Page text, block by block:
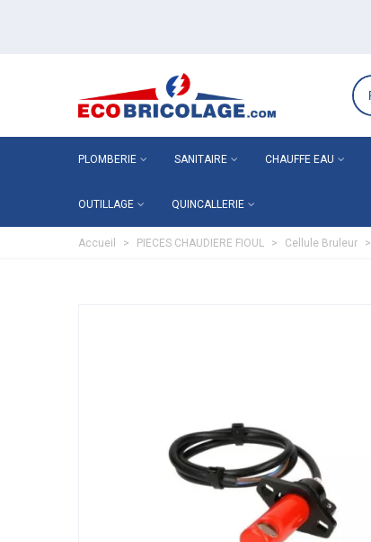
PLOMBERIE SANITAIRE CHAUFFE EAU
OUTILLAGE QUINCALLERIE
Accueil > PIECES CHAUDIERE FIOUL > Cellule Bruleur >